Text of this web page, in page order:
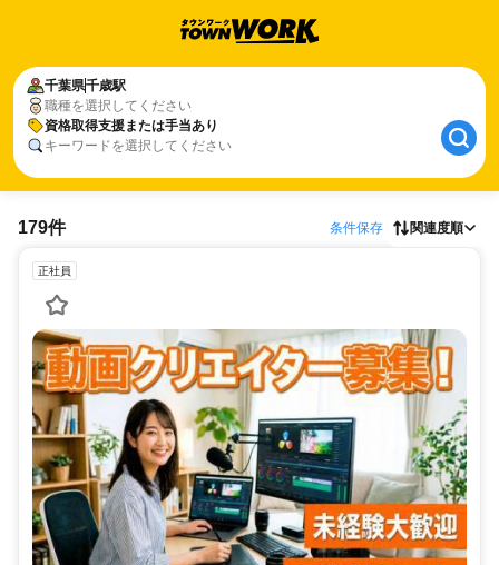
千葉県千歳駅
職種を選択してください
資格取得支援または手当あり
キーワードを選択してください
179件 条件保存 関連度順
正社員